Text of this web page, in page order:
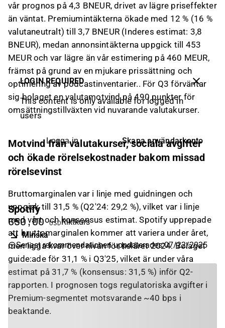
vår prognos på 4,3 BNEUR, drivet av lägre priseffekter
än väntat. Premiumintäkterna ökade med 12 % (16 %
valutaneutralt) till 3,7 BNEUR (Inderes estimat: 3,8
BNEUR), medan annonsintäkterna uppgick till 453
MEUR och var lägre än vår estimering på 460 MEUR,
främst på grund av en mjukare prissättning och
optimering av podcastinventarier.. För Q3 förväntar
sig bolaget en valutamotvind på 490 punkter för
omsättningstillväxten vid nuvarande valutakurser.
Motvind från valutakurser, sociala avgifter
och ökade rörelsekostnader bakom missad
rörelsevinst
Bruttomarginalen var i linje med guidningen och
uppgick till 31,5 % (Q2'24: 29,2 %), vilket var i linje
med vårt och konsensus estimat. Spotify upprepade
att bruttomarginalen kommer att variera under året,
men ligga kvar över nivån för helåret 2024. Bolaget
guide:ade för 31,1 % i Q3'25, vilket är under våra
estimat på 31,7 % (konsensus: 31,5 %) inför Q2-
rapporten. I prognosen togs regulatoriska avgifter i
Premium-segmentet motsvarande ~40 bps i
beaktande.
LOGIN REQUIRED
This content is only available for logged in
users
Logga in Skapa användarkonto
Spotify
650,00 USDRiktkurs
Minska
Senast rekommendationen uppdaterades:07/22/2025